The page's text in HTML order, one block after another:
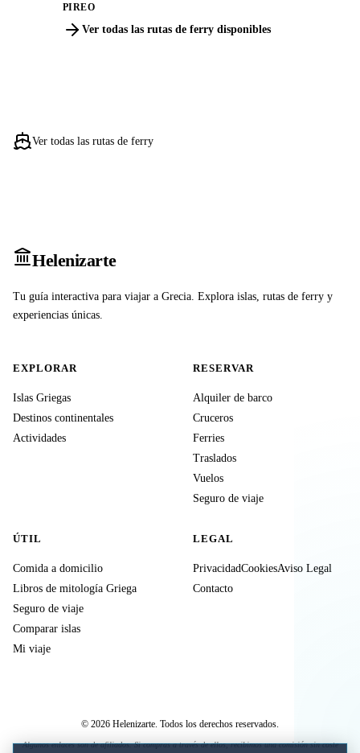
PIREO
Ver todas las rutas de ferry disponibles
Ver todas las rutas de ferry
Helenizarte
Tu guía interactiva para viajar a Grecia. Explora islas, rutas de ferry y
experiencias únicas.
EXPLORAR
Islas Griegas
Destinos continentales
Actividades
RESERVAR
Alquiler de barco
Cruceros
Ferries
Traslados
Vuelos
Seguro de viaje
ÚTIL
Comida a domicilio
Libros de mitología Griega
Seguro de viaje
Comparar islas
Mi viaje
LEGAL
PrivacidadCookiesAviso Legal
Contacto
© 2026 Helenizarte. Todos los derechos reservados.
Algunos enlaces son de afiliados. Si compras a través de ellos, recibimos una comisión sin coste